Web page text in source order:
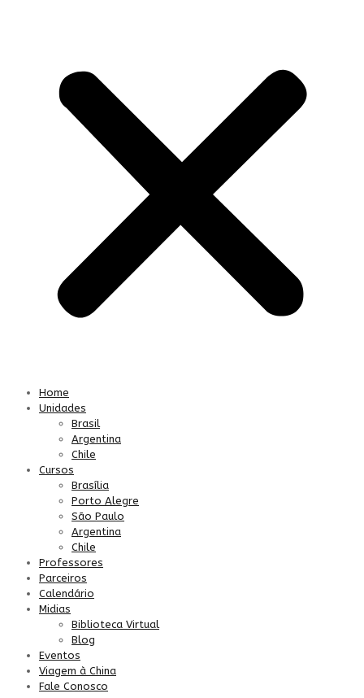
Home
Unidades
Brasil
Argentina
Chile
Cursos
Brasília
Porto Alegre
São Paulo
Argentina
Chile
Professores
Parceiros
Calendário
Midias
Biblioteca Virtual
Blog
Eventos
Viagem à China
Fale Conosco